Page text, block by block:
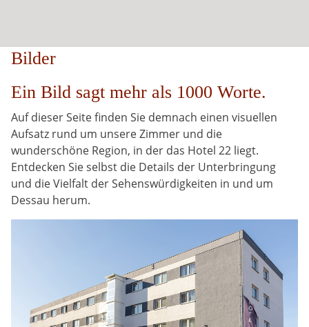
Bilder
Ein Bild sagt mehr als 1000 Worte.
Auf dieser Seite finden Sie demnach einen visuellen
Aufsatz rund um unsere Zimmer und die
wunderschöne Region, in der das Hotel 22 liegt.
Entdecken Sie selbst die Details der Unterbringung
und die Vielfalt der Sehenswürdigkeiten in und um
Dessau herum.